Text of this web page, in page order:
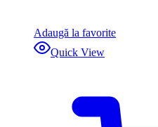
Adaugă la favorite
Quick View